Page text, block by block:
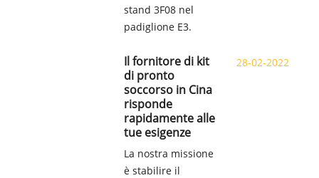
stand 3F08 nel
padiglione E3.
Il fornitore di kit
di pronto
soccorso in Cina
risponde
rapidamente alle
tue esigenze
La nostra missione
è stabilire il
28-02-2022